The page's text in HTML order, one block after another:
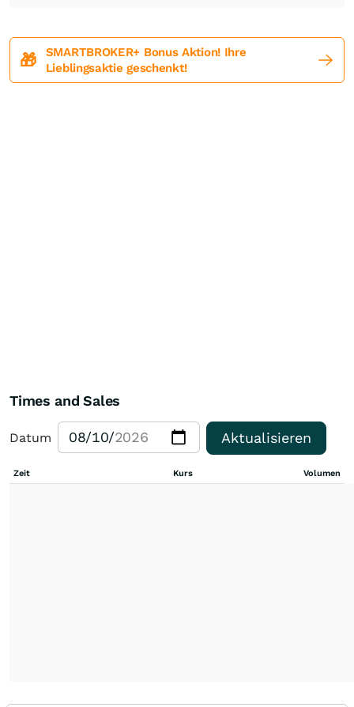
🎁
SMARTBROKER+ Bonus Aktion! Ihre
Lieblingsaktie geschenkt!
Times and Sales
Datum Aktualisieren
Zeit Kurs Volumen